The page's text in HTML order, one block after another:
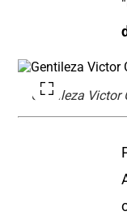
Gentileza Victor